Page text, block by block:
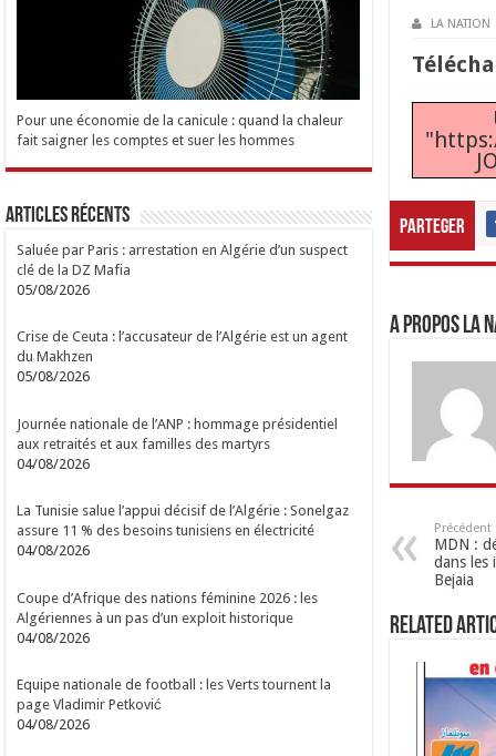
LA NATION
Parteger
A propos LA
Précédent
MDN :
dans les
Bejaia
Related
Pour une économie de la canicule : quand la chaleur
fait saigner les comptes et suer les hommes
Articles Récents
Saluée par Paris : arrestation en Algérie d’un suspect
clé de la DZ Mafia
05/08/2026
Crise de Ceuta : l’accusateur de l’Algérie est un agent
du Makhzen
05/08/2026
Journée nationale de l’ANP : hommage présidentiel
aux retraités et aux familles des martyrs
04/08/2026
La Tunisie salue l’appui décisif de l’Algérie : Sonelgaz
assure 11 % des besoins tunisiens en électricité
04/08/2026
Coupe d’Afrique des nations féminine 2026 : les
Algériennes à un pas d’un exploit historique
04/08/2026
Equipe nationale de football : les Verts tournent la
page Vladimir Petković
04/08/2026